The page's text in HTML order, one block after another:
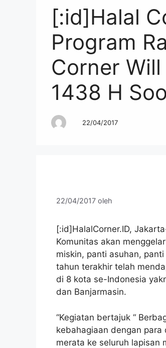
[:id]Halal
Program
Corner
1438 H
22/04/2017
22/04/2017 oleh
[:id]HalalCorner.ID,
Komunitas akan
miskin, panti asuhan,
tahun terakhir telah
di 8 kota se-Indonesia
dan Banjarmasin.
“Kegiatan bertajuk “
kebahagiaan dengan
merata ke seluruh lapisan